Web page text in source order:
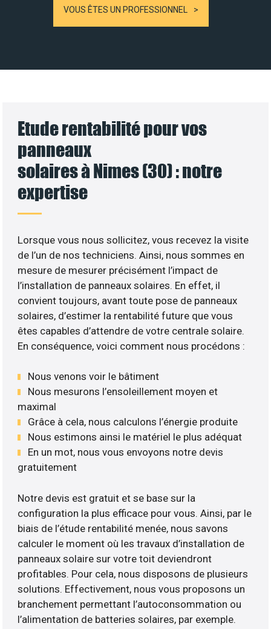
VOUS ÊTES UN PROFESSIONNEL
Etude rentabilité pour vos
panneaux
solaires à Nimes (30) : notre
expertise
Lorsque vous nous sollicitez, vous recevez la visite
de l’un de nos techniciens. Ainsi, nous sommes en
mesure de mesurer précisément l’impact de
l’installation de panneaux solaires. En effet, il
convient toujours, avant toute pose de panneaux
solaires, d’estimer la rentabilité future que vous
êtes capables d’attendre de votre centrale solaire.
En conséquence, voici comment nous procédons :
Nous venons voir le bâtiment
Nous mesurons l’ensoleillement moyen et
maximal
Grâce à cela, nous calculons l’énergie produite
Nous estimons ainsi le matériel le plus adéquat
En un mot, nous vous envoyons notre devis
gratuitement
Notre devis est gratuit et se base sur la
configuration la plus efficace pour vous. Ainsi, par le
biais de l’étude rentabilité menée, nous savons
calculer le moment où les travaux d’installation de
panneaux solaire sur votre toit deviendront
profitables. Pour cela, nous disposons de plusieurs
solutions. Effectivement, nous vous proposons un
branchement permettant l’autoconsommation ou
l’alimentation de batteries solaires, par exemple.